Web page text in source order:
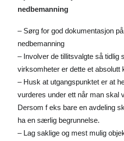
nedbemanning
– Sørg for god dokumentasjon
nedbemanning
– Involver de tillitsvalgte så tidlig
virksomheter er dette et absolutt
– Husk at utgangspunktet er at
vurderes under ett når man skal
Dersom f eks bare en avdeling
ha en særlig begrunnelse.
– Lag saklige og mest mulig